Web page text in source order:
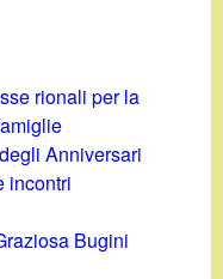
rionali per la
Anniversari
incontri
Bugini